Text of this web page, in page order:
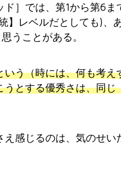
］では、第1から第6
】レベルだとしても)、
うことがある。
う（時には、何も考え
とする優秀さは、同じ
感じるのは、気のせい